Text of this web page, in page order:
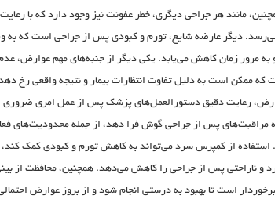
مانند هر جراحی دیگری، خطر عفونت نیز وجود دارد که با
دیگر عارضه شایع، تورم و کبودی پس از جراحی است که به
مرور زمان کاهش می‌یابد. یکی دیگر از جنبه‌های مهم عوارض، عدم
که ممکن است به دلیل تفاوت انتظارات بیمار و نتیجه واقعی رخ
رعایت دقیق دستورالعمل‌های پزشک پس از عمل امری ضروری
مراقبت‌های پس از جراحی گوش فرا دهد، از جمله محدودیت‌های
استفاده از کمپرس سرد می‌تواند به کاهش تورم و کبودی کمک
ناراحتی پس از جراحی را کاهش می‌دهد. همچنین، محافظت از
است تا بهبود به درستی انجام شود و از بروز عوارض